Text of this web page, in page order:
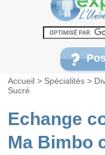
Accueil > Spécialités >
Sucré
Echange
Ma Bimbo